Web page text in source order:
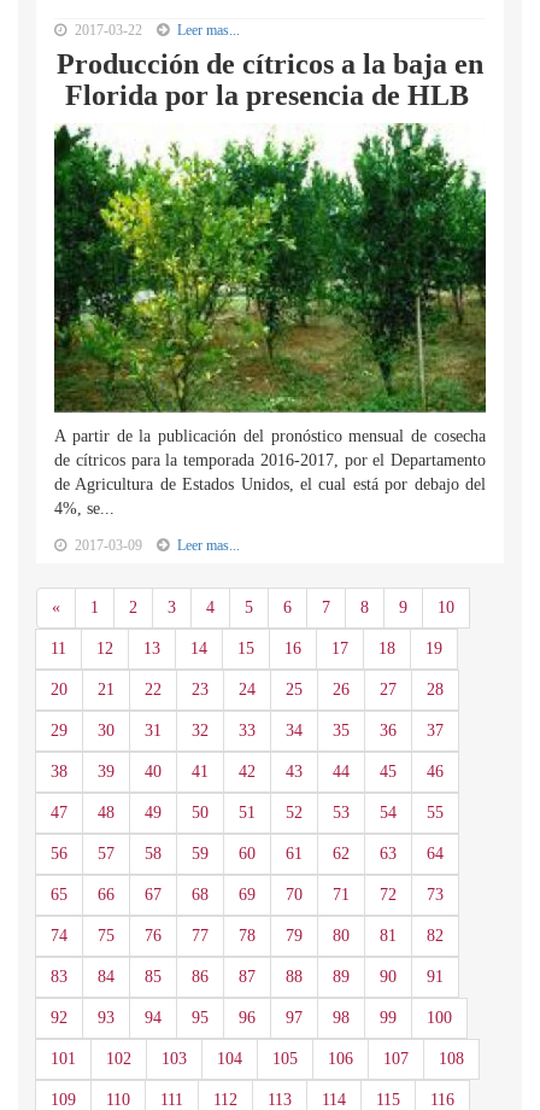
2017-03-22 Leer mas...
Producción de cítricos a la baja en
Florida por la presencia de HLB
A partir de la publicación del pronóstico mensual de cosecha
de cítricos para la temporada 2016-2017, por el Departamento
de Agricultura de Estados Unidos, el cual está por debajo del
4%, se...
2017-03-09 Leer mas...
«Anterior
1 2 3 4 5 6 7 8 9 10
11 12 13 14 15 16 17 18 19
20 21 22 23 24 25 26 27 28
29 30 31 32 33 34 35 36 37
38 39 40 41 42 43 44 45 46
47 48 49 50 51 52 53 54 55
56 57 58 59 60 61 62 63 64
65 66 67 68 69 70 71 72 73
74 75 76 77 78 79 80 81 82
83 84 85 86 87 88 89 90 91
92 93 94 95 96 97 98 99 100
101 102 103 104 105 106 107 108
109 110 111 112 113 114 115 116